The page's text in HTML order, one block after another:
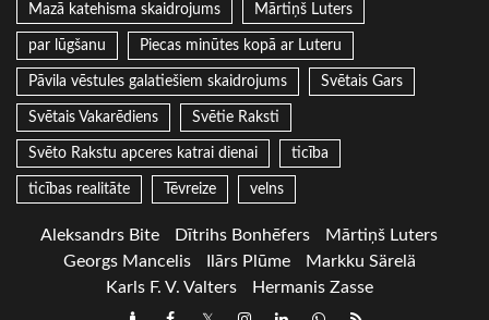
Mazā katehisma skaidrojums Mārtiņš Luters
par lūgšanu Piecas minūtes kopā ar Luteru
Pāvila vēstules galatiešiem skaidrojums Svētais Gars
Svētais Vakarēdiens Svētie Raksti
Svēto Rakstu apceres katrai dienai ticība
ticības realitāte Tēvreize velns
Aleksandrs Bite Dītrihs Bonhēfers
Mārtiņš Luters
Georgs Mancelis
Ilārs Plūme
Markku Särelä
Karls F. V. Valters
Hermanis Zasse